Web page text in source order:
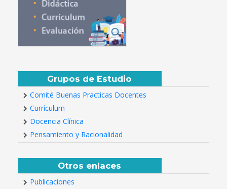
Grupos de Estudio
Comité Buenas Practicas Docentes
Currículum
Docencia Clínica
Pensamiento y Racionalidad
Otros enlaces
Publicaciones